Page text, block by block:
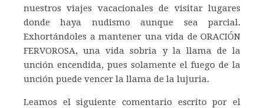
nuestros viajes vacacionales de visitar lugares
donde haya nudismo aunque sea parcial.
Exhortándoles a mantener una vida de ORACIÓN
FERVOROSA, una vida sobria y la llama de la
unción encendida, pues solamente el fuego de la
unción puede vencer la llama de la lujuria.
Leamos el siguiente comentario escrito por el